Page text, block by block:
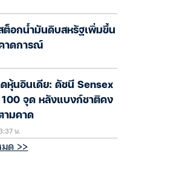
ต็อกน้ำมันดิบสหรัฐเพิ่มขึ้น
าดการณ์
ดหุ้นอินเดีย: ดัชนี Sensex
100 จุด หลังแบงก์ชาติคง
ามคาด
น.
ด >>